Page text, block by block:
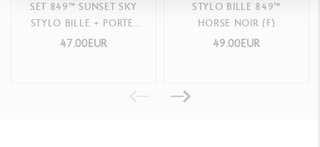
NORMES LÉGALES
SET 849™ SUNSET SKY
STYLO BILLE + PORTE-
MINE – ÉDITION
47.00EUR
STYLO BILLE 849™
HORSE NOIR (F)
49.00EUR